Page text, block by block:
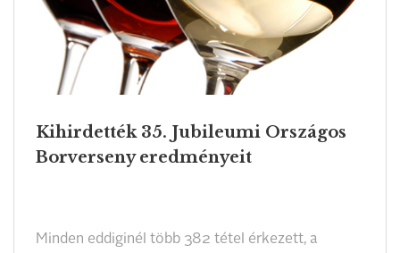
Kihirdették 35. Jubileumi Országos
Borverseny eredményeit
Minden eddiginél több 382 tétel érkezett, a